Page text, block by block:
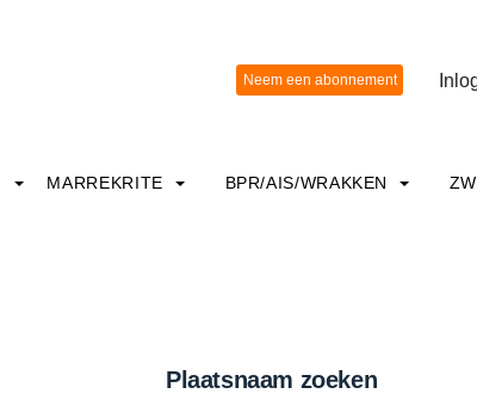
MARREKRITE BPR/AIS/WRAKKEN
Plaatsnaam zoeken